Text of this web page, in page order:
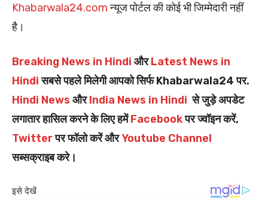
Khabarwala24.comन्यूज पोर्टल की कोई भी जिम्मेदारी नहीं
है।
Breaking News in Hindi औरLatest News in
Hindiसबसे पहले मिलेगी आपको सिर्फ Khabarwala24 पर.
Hindi News औरIndia News in Hindi से जुड़े अपडेट
लगातार हासिल करने के लिए हमेंFacebookपर ज्वॉइन करें,
Twitterपर फॉलो करें औरYoutube Channel
सब्सक्राइब करे।